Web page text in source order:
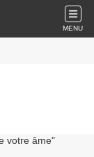
MENU